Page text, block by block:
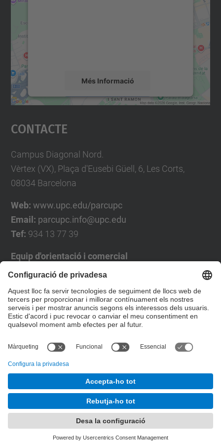
Més Informació
Accepta
powered by
Contacte
Campus Diagonal Nord.
Vèrtex (VX), Plaça d'Eusebi Güell, 6, Les Corts,
08034 Barcelona
Web: www.upc.edu/parcupc
Email: parcupc.info@upc.edu
Tef: 934 13 77 39
Equip d'orientació i comercial
José Luís Grande
Tel. 93 4137194
jose.luis.grande@upc.edu
Formulari de contacte
Desenvolupat amb